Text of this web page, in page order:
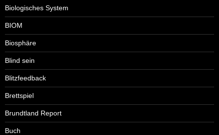
Biologisches System
BIOM
Biosphäre
Blind sein
Blitzfeedback
Brettspiel
Brundtland Report
Buch